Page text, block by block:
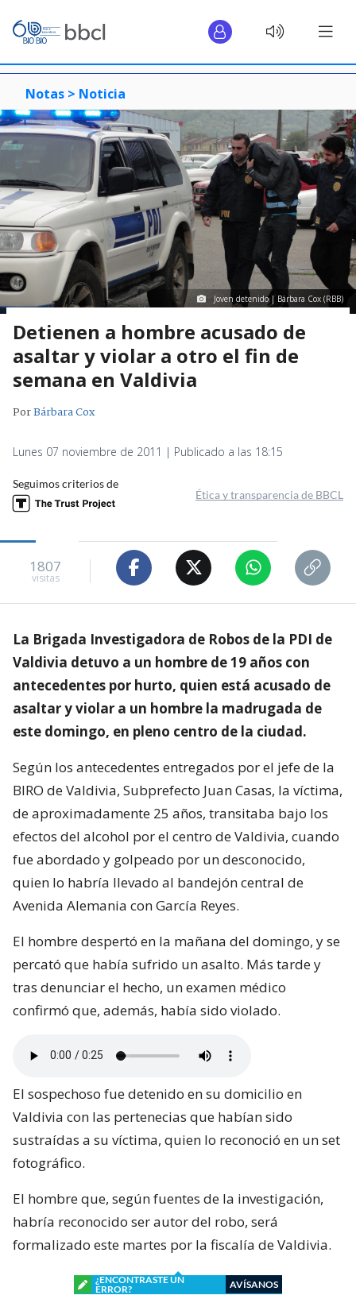
Notas > Noticia
Joven detenido | Bárbara Cox (RBB)
Detienen a hombre acusado de
asaltar y violar a otro el fin de
semana en Valdivia
PorBárbara Cox
Lunes 07 noviembre de 2011 | Publicado a las 18:15
Seguimos criterios de
Ética y transparencia de BBCL
1807
visitas
La Brigada Investigadora de Robos de la PDI de
Valdivia detuvo a un hombre de 19 años con
antecedentes por hurto, quien está acusado de
asaltar y violar a un hombre la madrugada de
este domingo, en pleno centro de la ciudad.
Según los antecedentes entregados por el jefe de la
BIRO de Valdivia, Subprefecto Juan Casas, la víctima,
de aproximadamente 25 años, transitaba bajo los
efectos del alcohol por el centro de Valdivia, cuando
fue abordado y golpeado por un desconocido,
quien lo habría llevado al bandejón central de
Avenida Alemania con García Reyes.
El hombre despertó en la mañana del domingo, y se
percató que había sufrido un asalto. Más tarde y
tras denunciar el hecho, un examen médico
confirmó que, además, había sido violado.
El sospechoso fue detenido en su domicilio en
Valdivia con las pertenecias que habían sido
sustraídas a su víctima, quien lo reconoció en un set
fotográfico.
El hombre que, según fuentes de la investigación,
habría reconocido ser autor del robo, será
formalizado este martes por la fiscalía de Valdivia.
¿ENCONTRASTE UN
ERROR?
AVÍSANOS